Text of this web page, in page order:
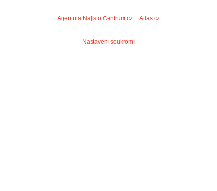
Agentura Najisto Centrum.cz Atlas.cz
Nastavení soukromí